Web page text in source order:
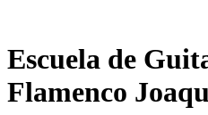
Escuela de
Flamenco